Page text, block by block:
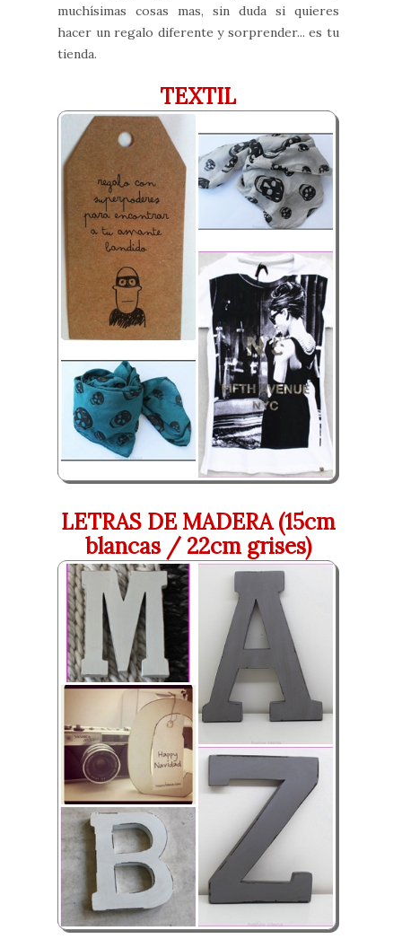
muchísimas cosas mas, sin duda si quieres
hacer un regalo diferente y sorprender... es tu
tienda.
TEXTIL
LETRAS DE MADERA (15cm
blancas / 22cm grises)